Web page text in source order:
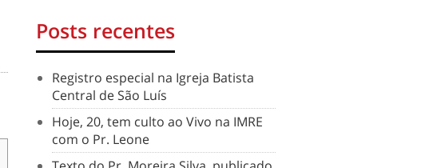
Posts recentes
Registro especial na Igreja Batista
Central de São Luís
Hoje, 20, tem culto ao Vivo na IMRE
com o Pr. Leone